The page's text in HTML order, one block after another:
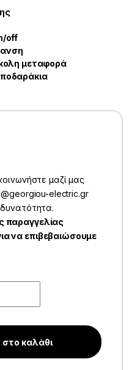
off
μεταφορά
μαζί μας
electric.gr
παραγγελίας
να επιβεβαιώσουμε
καλάθι